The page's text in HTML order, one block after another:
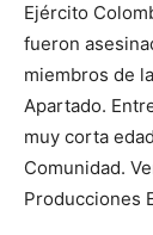
Ejército
fueron
miembros de
Apartado.
muy corta
Comunidad.
Producciones